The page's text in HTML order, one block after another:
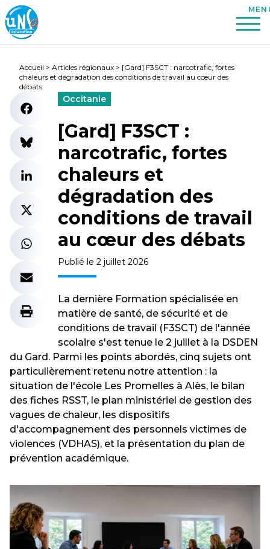
Accueil > Articles régionaux > [Gard] F3SCT : narcotrafic, fortes
chaleurs et dégradation des conditions de travail au cœur des
débats
Occitanie
[Gard] F3SCT :
narcotrafic, fortes
chaleurs et
dégradation des
conditions de travail
au cœur des débats
Publié le 2 juillet 2026
La dernière Formation spécialisée en
matière de santé, de sécurité et de
conditions de travail (F3SCT) de l'année
scolaire s'est tenue le 2 juillet à la DSDEN
du Gard. Parmi les points abordés, cinq sujets ont
particulièrement retenu notre attention : la
situation de l'école Les Promelles à Alès, le bilan
des fiches RSST, le plan ministériel de gestion des
vagues de chaleur, les dispositifs
d'accompagnement des personnels victimes de
violences (VDHAS), et la présentation du plan de
prévention académique.